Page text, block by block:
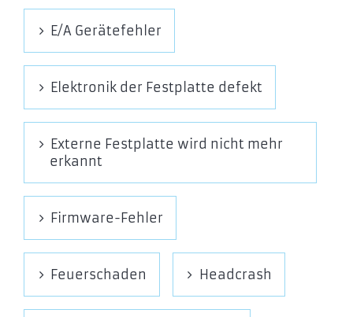
E/A Gerätefehler
Elektronik der Festplatte defekt
Externe Festplatte wird nicht mehr
erkannt
Firmware-Fehler
Feuerschaden Headcrash